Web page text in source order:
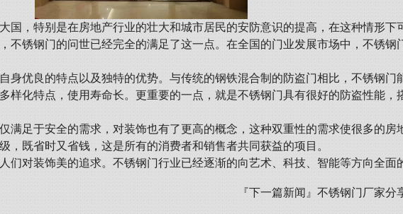
国，特别是在房地产行业的壮大和城市居民的安防意识的提高，在这种情形下
不锈钢门的问世已经完全的满足了这一点。在全国的门业发展市场中，不锈钢
身优良的特点以及独特的优势。与传统的钢铁混合制的防盗门相比，不锈钢门
样化特点，使用寿命长。更重要的一点，就是不锈钢门具有很好的防盗性能，
满足于安全的需求，对装饰也有了更高的概念，这种双重性的需求使很多的房
既省时又省钱，这是所有的消费者和销售者共同获益的项目。
对装饰美的追求。不锈钢门行业已经逐渐的向艺术、科技、智能等方向全面
『下一篇新闻』 不锈钢门厂家分